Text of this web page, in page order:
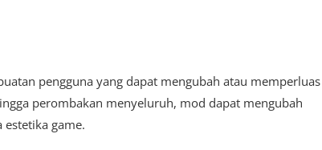
pengguna yang dapat mengubah atau memperluas
perombakan menyeluruh, mod dapat mengubah
game.